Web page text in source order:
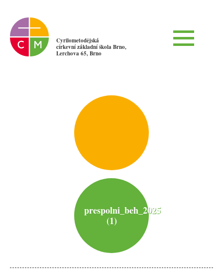
Cyrilometodějská
církevní základní škola Brno,
Lerchova 65, Brno
prespolni_beh_2025
(1)